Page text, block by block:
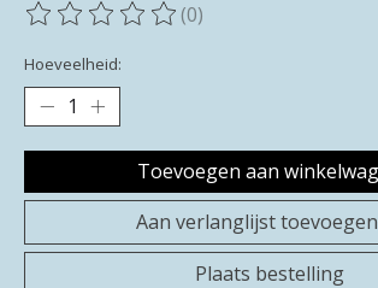
De beoordeling van dit product is
(0)
Hoeveelheid:
Toevoegen aan
Aan verlanglijst toevoegen
Plaats bestelling